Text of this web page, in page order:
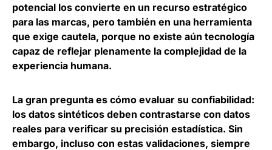
potencial los convierte en un recurso estratégico
para las marcas, pero también en una herramienta
que exige cautela, porque no existe aún tecnología
capaz de reflejar plenamente la complejidad de la
experiencia humana.
La gran pregunta es cómo evaluar su confiabilidad:
los datos sintéticos deben contrastarse con datos
reales para verificar su precisión estadística. Sin
embargo, incluso con estas validaciones, siempre